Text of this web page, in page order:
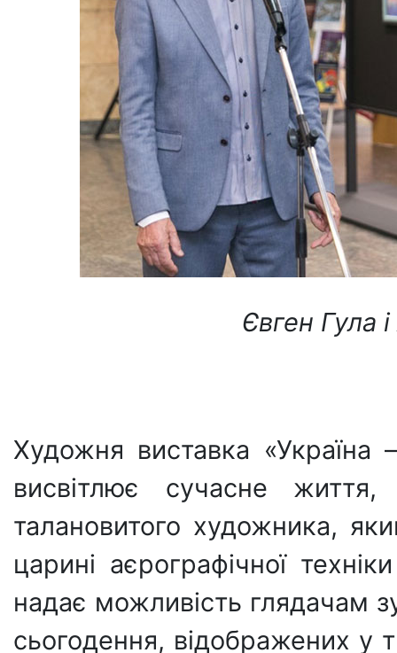
Євген Гула
Художня виставка
висвітлює сучасне життя,
талановитого художника,
царині аєрографічної
надає можливість глядачам
сьогодення, відображених у